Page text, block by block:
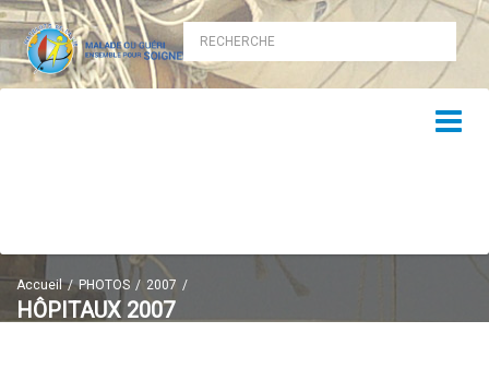
Accueil PHOTOS 2007
HÔPITAUX 2007